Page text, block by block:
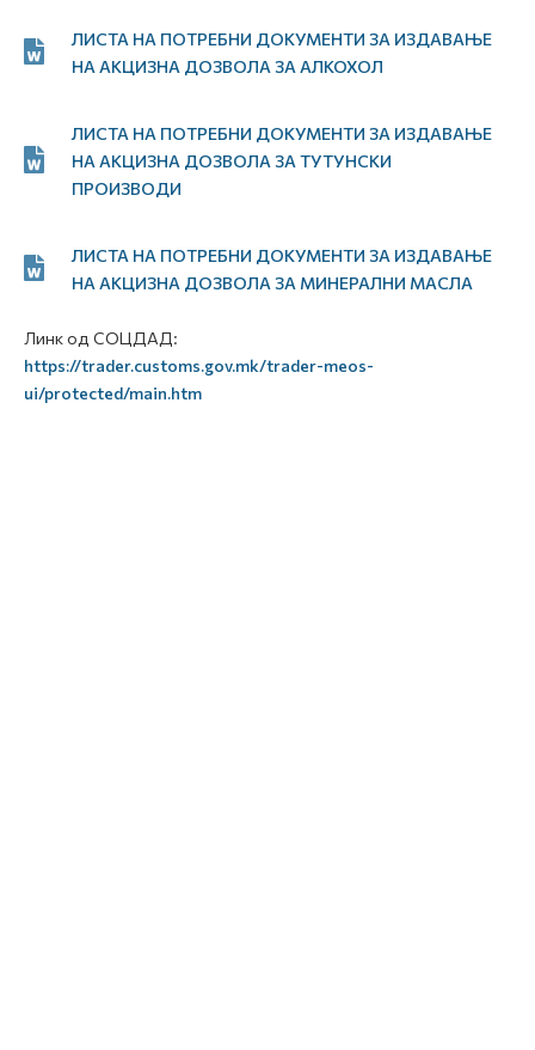
ЛИСТА НА ПОТРЕБНИ ДОКУМЕНТИ ЗА ИЗДАВАЊЕ
НА АКЦИЗНА ДОЗВОЛА ЗА АЛКОХОЛ
ЛИСТА НА ПОТРЕБНИ ДОКУМЕНТИ ЗА ИЗДАВАЊЕ
НА АКЦИЗНА ДОЗВОЛА ЗА ТУТУНСКИ
ПРОИЗВОДИ
ЛИСТА НА ПОТРЕБНИ ДОКУМЕНТИ ЗА ИЗДАВАЊЕ
НА АКЦИЗНА ДОЗВОЛА ЗА МИНЕРАЛНИ МАСЛА
Линк од СОЦДАД:
https://trader.customs.gov.mk/trader-meos-
ui/protected/main.htm